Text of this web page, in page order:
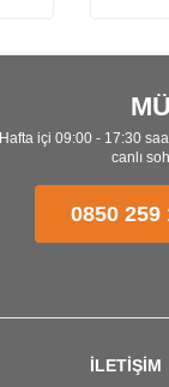
Hafta içi 09:00 - 17:30
canlı
0850 259
İLETİŞİM